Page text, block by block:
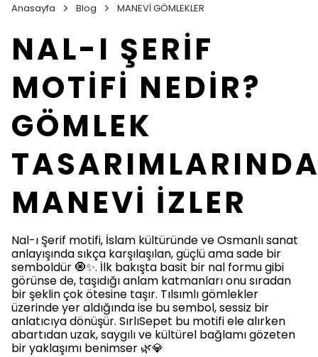
Anasayfa Blog MANEVİ GÖMLEKLER
NAL-I ŞERİF
MOTİFİ NEDİR?
GÖMLEK
MANEVİ İZLER
Nal-ı Şerif motifi, İslam kültüründe ve Osmanlı sanat
anlayışında sıkça karşılaşılan, güçlü ama sade bir
semboldür 🧿✨. İlk bakışta basit bir nal formu gibi
görünse de, taşıdığı anlam katmanları onu sıradan
bir şeklin çok ötesine taşır. Tılsımlı gömlekler
üzerinde yer aldığında ise bu sembol, sessiz bir
anlatıcıya dönüşür. SırlıSepet bu motifi ele alırken
abartıdan uzak, saygılı ve kültürel bağlamı gözeten
bir yaklaşımı benimser 🌿💎